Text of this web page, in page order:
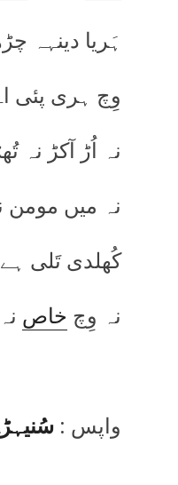
ہَریا دینہہ
وِچ ہری پئی
نہ اُڑ آکڑ نہ
نہ میں مومن
کُھلدی تَلی ہے
نہ وِچ خاص
واپس :